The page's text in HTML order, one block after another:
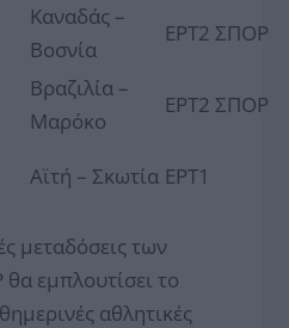
Καναδάς –
Βοσνία
ΕΡΤ2 ΣΠΟΡ
Βραζιλία –
Μαρόκο
ΕΡΤ2 ΣΠΟΡ
Αϊτή – Σκωτία ΕΡΤ1
μεταδόσεις των
εμπλουτίσει το
αθλητικές